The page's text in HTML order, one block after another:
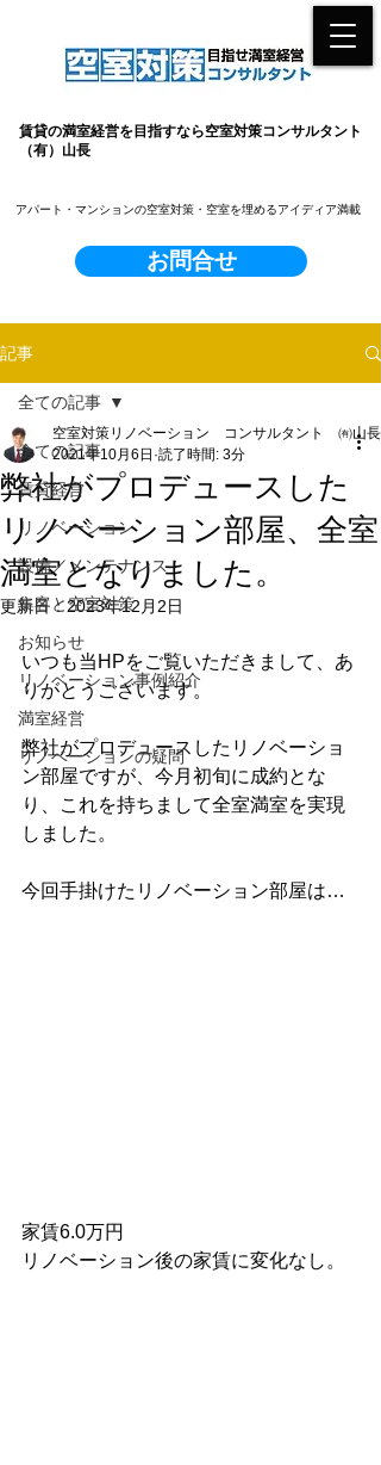
賃貸の満室経営を目指すなら空室対策コンサルタント
（有）山長
お問合せ
​アパート・マンションの空室対策・空室を埋めるアイディア満載
記事
全ての記事
賃貸経営
リノベーション
設備／メンテナンス
集客と空室対策
お知らせ
リノベーション事例紹介
満室経営
リノベーションの疑問
全ての記事
弊社がプロデュースした
リノベーション部屋、全室
満室となりました。
空室対策リノベーション コンサルタント ㈲山長
2021年10月6日 読了時間: 3分
更新日：2023年12月2日
いつも当HPをご覧いただきまして、あ
りがとうございます。
弊社がプロデュースしたリノベーショ
ン部屋ですが、今月初旬に成約とな
り、これを持ちまして全室満室を実現
しました。
今回手掛けたリノベーション部屋は…
家賃6.0万円
リノベーション後の家賃に変化なし。